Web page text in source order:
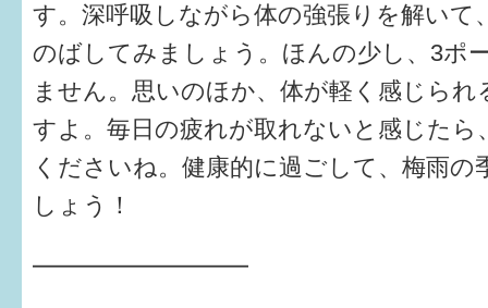
す。深呼吸しながら体の強張りを解いて
のばしてみましょう。ほんの少し、3ポ
ません。思いのほか、体が軽く感じら
すよ。毎日の疲れが取れないと感じたら
くださいね。健康的に過ごして、梅雨の
しょう！
━━━━━━━━━
就学後〜
子育てマップ
イベントレポート
なるほどコラム
メールマガジン